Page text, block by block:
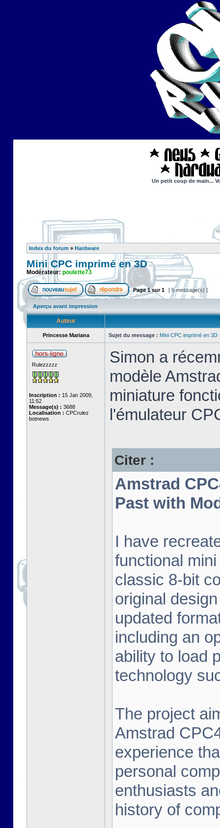
Un petit coup de main...
Index du forum » Hardware
Mini CPC imprimé en 3D
Modérateur: poulette73
Page1sur1 [ 5 message(s) ]
Aperçu avant impression
Auteur
Princesse Mariana Sujet du message : Mini CPC imprimé en 3D
Rulezzzzz
Inscription : 15 Jan 2009,
11:52
Message(s) : 3688
Localisation : CPCrulez
botnews
Simon a
modèle
miniature
l'émulateur
Citer :
Amstrad
Past with
I have
functional
classic 8-bit
original
updated
including an
ability to load
technology
The project
Amstrad
experience
personal
enthusiasts
history of